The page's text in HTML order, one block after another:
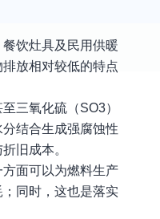
饮灶具及民用供暖
放相对较低的特点
三氧化硫（SO3）
结合生成强腐蚀性
旧成本。
面可以为燃料生产
同时，这也是落实